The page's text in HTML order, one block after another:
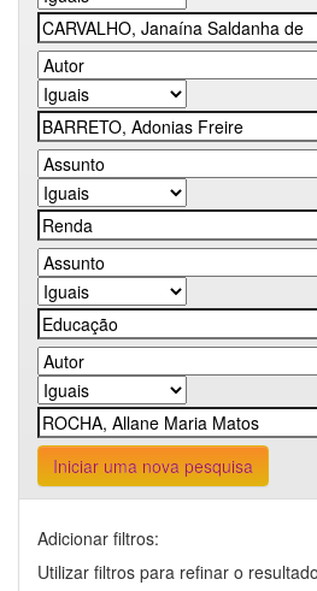
Iniciar uma nova pesquisa
Adicionar filtros:
Utilizar filtros para refinar o